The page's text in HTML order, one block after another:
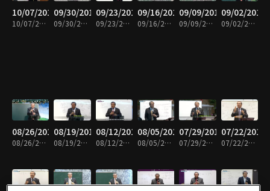
10/07/2019
10/07/2019 • 31분
09/30/2019
09/30/2019 • 32분
09/23/2019
09/23/2019 • 30분
09/16/2019
09/16/2019 • 31분
09/09/2019
09/09/2019 • 31분
09/02/2019
09/02/2019 • 31분
08/26/2019
08/26/2019 • 31분
08/19/2019
08/19/2019 • 31분
08/12/2019
08/12/2019 • 30분
08/05/2019
08/05/2019 • 31분
07/29/2019
07/29/2019 • 31분
07/22/2019
07/22/2019 • 31분